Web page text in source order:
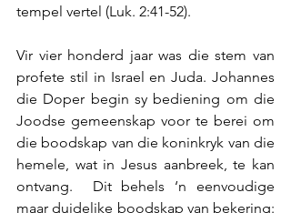
tempel vertel (Luk. 2:41-52).
Vir vier honderd jaar was die stem van
profete stil in Israel en Juda. Johannes
die Doper begin sy bediening om die
Joodse gemeenskap voor te berei om
die boodskap van die koninkryk van die
hemele, wat in Jesus aanbreek, te kan
ontvang.  Dit behels ‘n eenvoudige